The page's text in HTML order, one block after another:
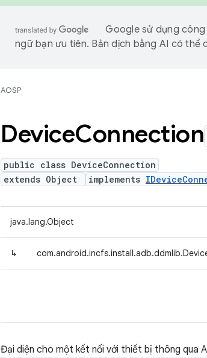
Google sử dụng
ngữ bạn ưu tiên. Bản dịch bằng AI có thể
AOSP
DeviceConnection
public class DeviceConnection
extends Object
implements
java.lang.Object
↳
Đại diện cho một kết nối với thiết bị thông qua